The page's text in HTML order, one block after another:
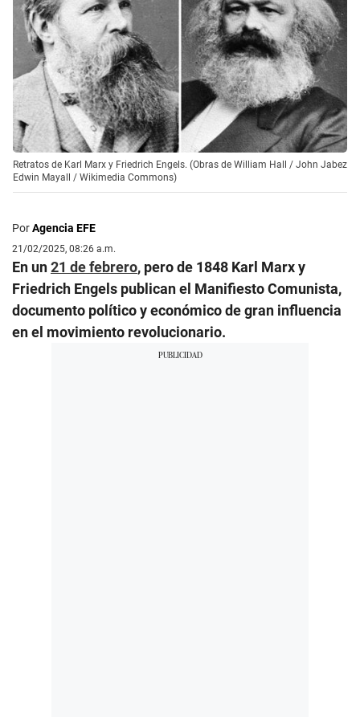
Retratos de Karl Marx y Friedrich Engels. (Obras de William Hall / John Jabez
Edwin Mayall / Wikimedia Commons)
PorAgencia EFE
21/02/2025, 08:26 a.m.
En un21 de febrero, pero de 1848 Karl Marx y
Friedrich Engels publican el Manifiesto Comunista,
documento político y económico de gran influencia
en el movimiento revolucionario.